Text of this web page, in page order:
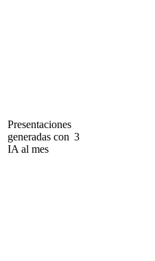
Presentaciones
generadas con
IA al mes
3